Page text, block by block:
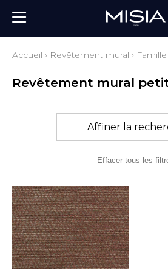
Accueil › Revêtement mural › Famille
Revêtement mural
Affiner la
Effacer tous les